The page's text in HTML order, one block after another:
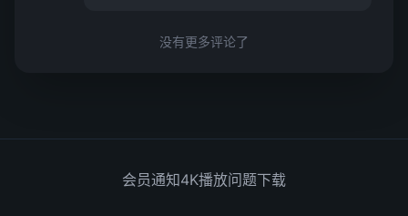
没有更多评论了
会员通知4K播放问题下载